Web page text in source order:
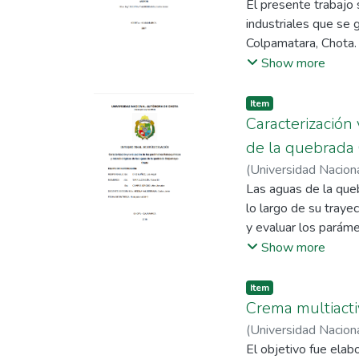
Valderrama, Carlos
El presente trabajo
industriales que se
Colpamatara,
concluir si está
solidos totales,
coliformes fecales
tenerse
evaluada las
como DQO y
MINAM y que la
peruana.
Show more
Item
de la quebrada
(Universidad
Alex Jhonatan;
Las aguas de la
lo largo de su
y evaluar los
Chotano en seis
Categoría III (ECA-
cumplen con los
NMP/100ml), la
extremo de
Show more
Item
Crema
(Universidad
Chavarry Diaz,
El objetivo fue